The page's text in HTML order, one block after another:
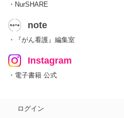
・NurSHARE
note
・『がん看護』編集室
Instagram
・電子書籍 公式
ログイン